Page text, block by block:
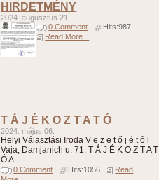
HIRDETMÉNY
2024. augusztus 21.
0 Comment
Hits:987
Read More...
T Á J É K O Z T A T Ó
2024. május 06.
Helyi Választási Iroda V e z e t ő j é t ő l
Vaja, Damjanich u. 71. T Á J É K O Z T A T
Ó A...
0 Comment Hits:1056
Read